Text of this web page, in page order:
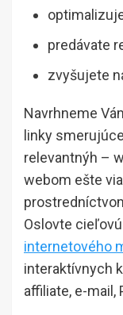
predávate
zvyšujete
Navrhneme
linky
relevantnýh –
webom ešte
Oslovte
internetového
interaktívnych
affiliate, e-mail,